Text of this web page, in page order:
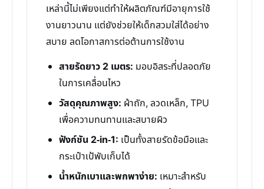
เหล่านี้ไม่เพียงแต่ทำให้ผลิตภัณฑ์มีอายุการใช้
งานยาวนาน แต่ยังช่วยให้เด็กสวมใส่ได้อย่าง
สบาย ลดโอกาสการต่อต้านการใช้งาน
สายรัดยาว 2 เมตร: มอบอิสระที่ปลอดภัย
ในการเคลื่อนไหว
วัสดุคุณภาพสูง: ผ้าถัก, ลวดเหล็ก, TPU
เพื่อความทนทานและสบายผิว
ฟังก์ชัน 2-in-1: เป็นทั้งสายรัดข้อมือและ
กระเป๋าเป้พับเก็บได้
น้ำหนักเบาและพกพาง่าย: เหมาะสำหรับ